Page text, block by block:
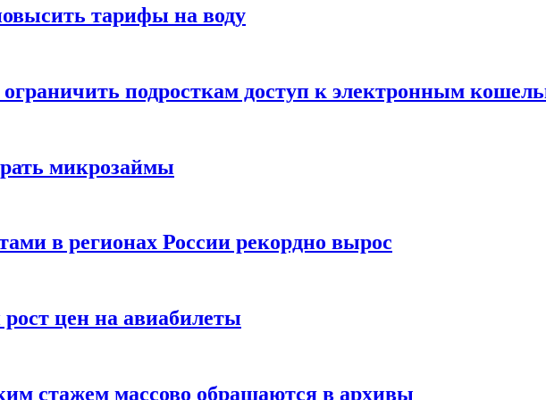
тарифы на воду
подросткам доступ к электронным
микрозаймы
в регионах России рекордно вырос
цен на авиабилеты
стажем массово обращаются в архивы